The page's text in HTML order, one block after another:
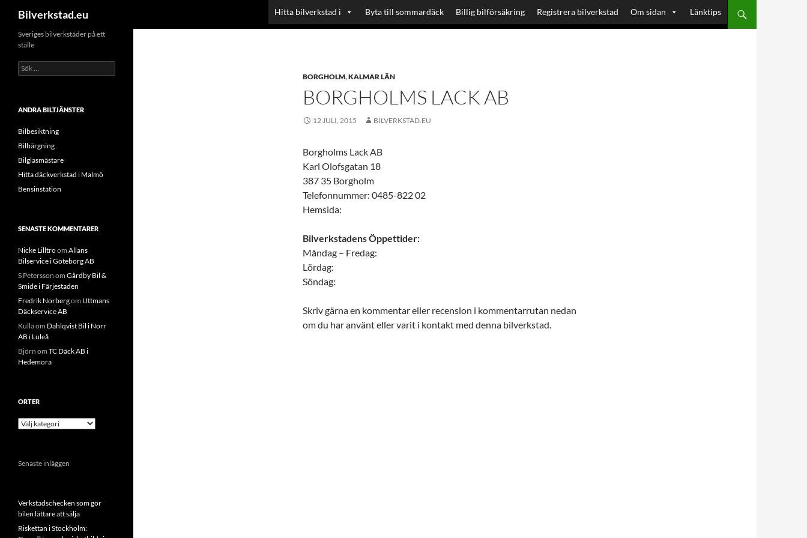
Hoppa
innehåll
Bilverkstad.eu Hitta bilverkstad i Byta till sommardäck Billig bilförsäkring Registrera bilverkstad Om sidan Länktips
BORGHOLM,KALMAR LÄN
BORGHOLMS LACK AB
12 JULI, 2015 BILVERKSTAD.EU
Borgholms Lack AB
Karl Olofsgatan 18
387 35 Borgholm
Telefonnummer: 0485-822 02
Hemsida:
Bilverkstadens Öppettider:
Måndag – Fredag:
Lördag:
Söndag:
Skriv gärna en kommentar eller recension i kommentarrutan nedan
om du har använt eller varit i kontakt med denna bilverkstad.
Sveriges bilverkstäder på ett
ställe
Sök
efter:
ANDRA BILTJÄNSTER
Bilbesiktning
Bilbärgning
Bilglasmästare
Hitta däckverkstad i Malmö
Bensinstation
SENASTE KOMMENTARER
Nicke Lilltroom Allans
Bilservice i Göteborg AB
S Petersson om Gårdby Bil &
Smide i Färjestaden
Fredrik Norbergom Uttmans
Däckservice AB
Kullaom Dahlqvist Bil i Norr
AB i Luleå
Björn om TC Däck AB i
Hedemora
ORTER
Orter
Senaste inläggen
Verkstadschecken som gör
bilen lättare att sälja
Riskettan i Stockholm: